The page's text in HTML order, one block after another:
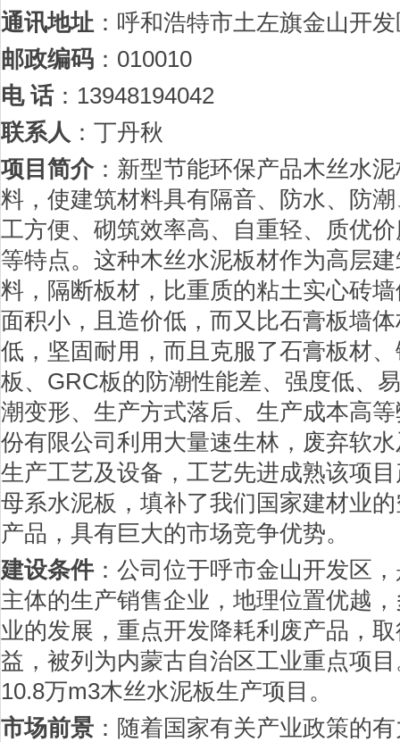
通讯地址 ：呼和浩特市土左旗金山开
邮政编码 ：010010
电 话：13948194042
联系人 ：丁丹秋
项目简介：新型节能环保产品木丝水
料，使建筑材料具有隔音、防水、防
工方便、砌筑效率高、自重轻、质优
等特点。这种木丝水泥板材作为高层
料，隔断板材，比重质的粘土实心砖
面积小，且造价低，而又比石膏板墙
低，坚固耐用，而且克服了石膏板材
板、GRC板的防潮性能差、强度低、
潮变形、生产方式落后、生产成本高
份有限公司利用大量速生林，废弃软
生产工艺及设备，工艺先进成熟该项
母系水泥板，填补了我们国家建材业
产品，具有巨大的市场竞争优势。
建设条件：公司位于呼市金山开发区
主体的生产销售企业，地理位置优越
业的发展，重点开发降耗利废产品，
益，被列为内蒙古自治区工业重点项
10.8万m3木丝水泥板生产项目。
市场前景 ：随着国家有关产业政策的